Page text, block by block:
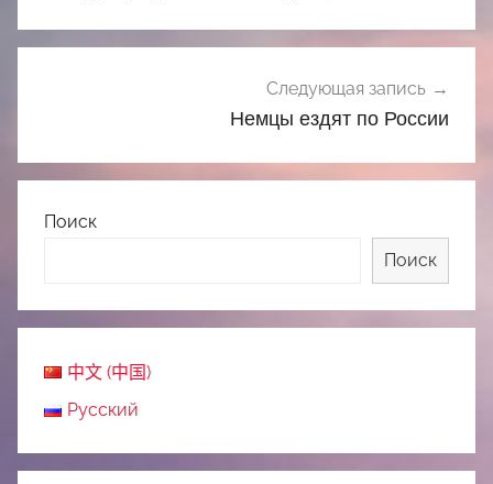
Следующая запись
Немцы ездят по России
Поиск
Поиск
中文 (中国)
Русский